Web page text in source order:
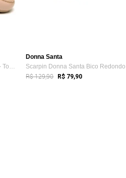
Mocassim Paola Ferrara - Couro - Todo Fo...
Donna Santa
R$ 129,90 R$ 79,90